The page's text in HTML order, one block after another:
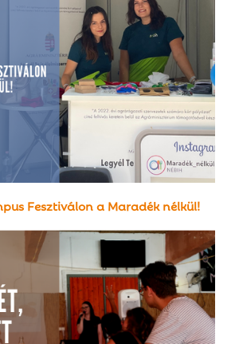
Fesztiválon a Maradék nélkül!